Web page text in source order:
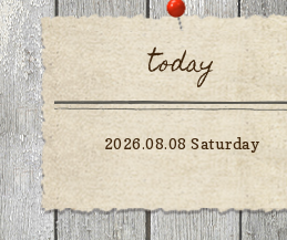
today
2026.08.08 Saturday